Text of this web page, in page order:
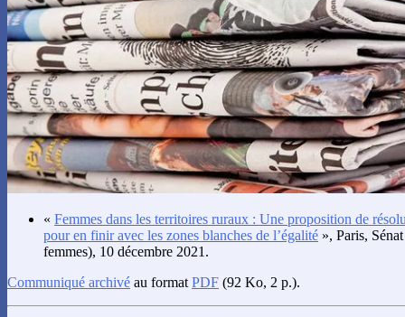
« Femmes dans les territoires ruraux : Une proposition de
pour en finir avec les zones blanches de l’égalité », Paris,
femmes), 10 décembre 2021.
Communiqué archivé au format PDF (92 Ko, 2 p.).